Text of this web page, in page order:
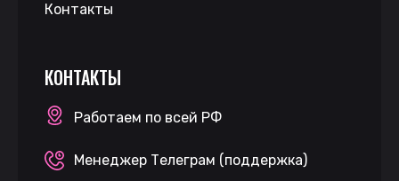
Контакты
КОНТАКТЫ
Работаем по всей РФ
Менеджер Телеграм (поддержка)